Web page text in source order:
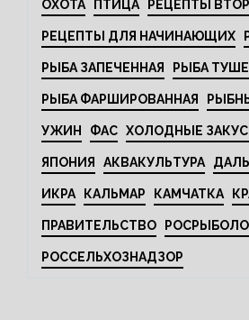
ОХОТА ПТИЦА РЕЦЕПТЫ
РЕЦЕПТЫ ДЛЯ НАЧИНАЮЩИХ
РЫБА ЗАПЕЧЕННАЯ РЫБА
РЫБА ФАРШИРОВАННАЯ
УЖИН ФАС ХОЛОДНЫЕ
ЯПОНИЯ АКВАКУЛЬТУРА
ИКРА КАЛЬМАР КАМЧАТКА
ПРАВИТЕЛЬСТВО
РОССЕЛЬХОЗНАДЗОР